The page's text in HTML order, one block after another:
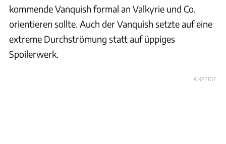
kommende Vanquish formal an Valkyrie und Co.
orientieren sollte. Auch der Vanquish setzte auf eine
extreme Durchströmung statt auf üppiges
Spoilerwerk.
ANZEIGE